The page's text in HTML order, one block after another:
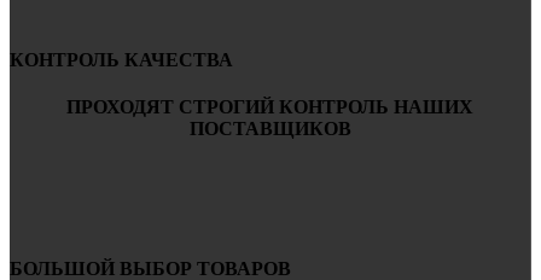
КОНТРОЛЬ КАЧЕСТВА
ПРОХОДЯТ СТРОГИЙ КОНТРОЛЬ НАШИХ
ПОСТАВЩИКОВ
БОЛЬШОЙ ВЫБОР ТОВАРОВ